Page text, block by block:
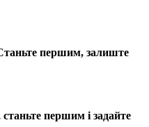
першим, залиште
першим і задайте